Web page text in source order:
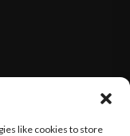
like cookies to store